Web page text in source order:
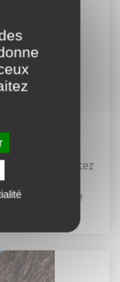
Daily
et profitez
vos
toute l'année